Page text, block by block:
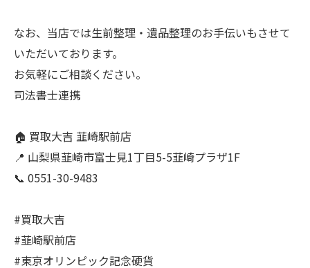
なお、当店では生前整理・遺品整理のお手伝いもさせて
いただいております。
お気軽にご相談ください。
司法書士連携
🏠 買取大吉 韮崎駅前店
📍 山梨県韮崎市富士見1丁目5-5韮崎プラザ1F
📞 0551-30-9483
#買取大吉
#韮崎駅前店
#東京オリンピック記念硬貨